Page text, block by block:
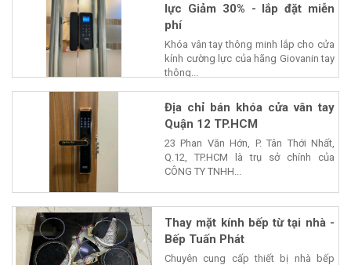
lực Giảm 30% - lắp đặt miễn
phí
Khóa vân tay thông minh lắp cho cửa
kính cường lực của hãng Giovanin tay
thông...
Địa chỉ bán khóa cửa vân tay
Quận 12 TP.HCM
23 Phan Văn Hớn, P. Tân Thới Nhất,
Q.12, TP.HCM là trụ sở chính của
CÔNG TY TNHH...
Thay mặt kính bếp từ tại nhà -
Bếp Tuấn Phát
Chuyên cung cấp thiết bị nhà bếp